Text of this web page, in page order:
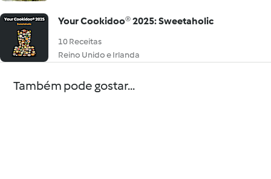
Your Cookidoo® 2025: Sweetaholic
10 Receitas
Reino Unido e Irlanda
Também pode gostar...